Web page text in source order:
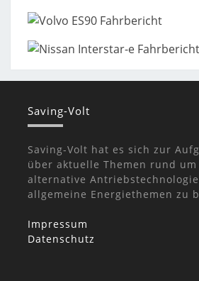
Saving-Volt
Saving-Volt hat es sich zur
über aktuelle Themen rund
alternative
allgemeine Energiethemen zu
Impressum
Datenschutz